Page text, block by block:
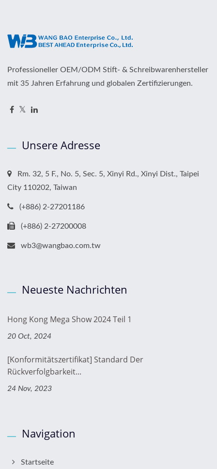
Professioneller OEM/ODM Stift- & Schreibwarenhersteller
mit 35 Jahren Erfahrung und globalen Zertifizierungen.
Unsere Adresse
Rm. 32, 5 F., No. 5, Sec. 5, Xinyi Rd., Xinyi Dist., Taipei
City 110202, Taiwan
(+886) 2-27201186
(+886) 2-27200008
wb3@wangbao.com.tw
Neueste Nachrichten
Hong Kong Mega Show 2024 Teil 1
20 Oct, 2024
[Konformitätszertifikat] Standard Der
Rückverfolgbarkeit...
24 Nov, 2023
Navigation
Startseite